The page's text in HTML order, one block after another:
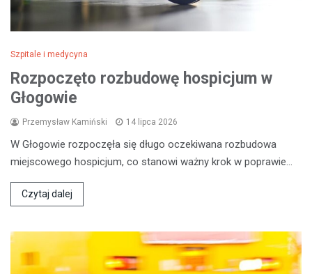
Szpitale i medycyna
Rozpoczęto rozbudowę hospicjum w
Głogowie
Przemysław Kamiński 14 lipca 2026
W Głogowie rozpoczęła się długo oczekiwana rozbudowa
miejscowego hospicjum, co stanowi ważny krok w poprawie…
Czytaj dalej